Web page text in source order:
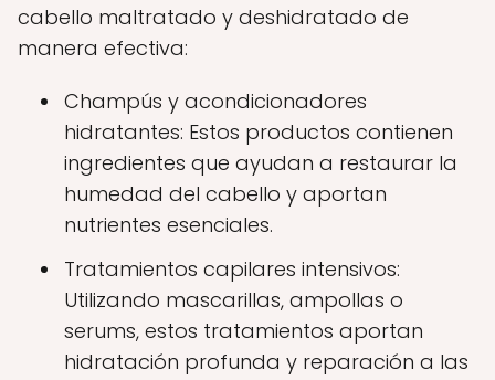
cabello maltratado y deshidratado de
manera efectiva:
Champús y acondicionadores
hidratantes: Estos productos contienen
ingredientes que ayudan a restaurar la
humedad del cabello y aportan
nutrientes esenciales.
Tratamientos capilares intensivos:
Utilizando mascarillas, ampollas o
serums, estos tratamientos aportan
hidratación profunda y reparación a las